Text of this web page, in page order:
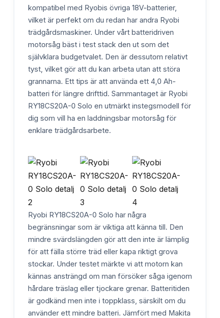
kompatibel med Ryobis övriga 18V-batterier,
vilket är perfekt om du redan har andra Ryobi
trädgårdsmaskiner. Under vårt batteridriven
motorsåg bäst i test stack den ut som det
självklara budgetvalet. Den är dessutom relativt
tyst, vilket gör att du kan arbeta utan att störa
grannarna. Ett tips är att använda ett 4,0 Ah-
batteri för längre drifttid. Sammantaget är Ryobi
RY18CS20A-0 Solo en utmärkt instegsmodell för
dig som vill ha en laddningsbar motorsåg för
enklare trädgårdsarbete.
Ryobi RY18CS20A-0 Solo har några
begränsningar som är viktiga att känna till. Den
mindre svärdslängden gör att den inte är lämplig
för att fälla större träd eller kapa riktigt grova
stockar. Under testet märkte vi att motorn kan
kännas ansträngd om man försöker såga igenom
hårdare träslag eller tjockare grenar. Batteritiden
är godkänd men inte i toppklass, särskilt om du
använder ett mindre batteri. Jämfört med Makita